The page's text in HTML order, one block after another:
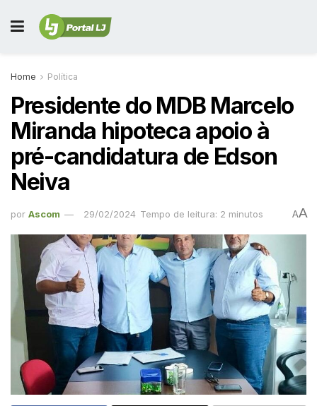
Home Política
Presidente do MDB Marcelo
Miranda hipoteca apoio à
pré-candidatura de Edson
Neiva
por Ascom 29/02/2024 Tempo de leitura: 2 minutos AA